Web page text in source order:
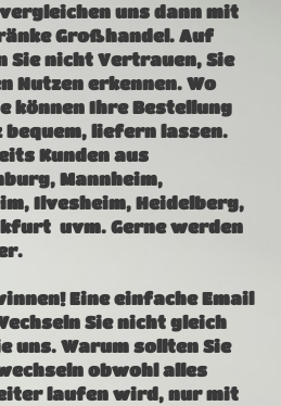
uns dann mit
Großhandel. Auf
Sie nicht Vertrauen, Sie
Nutzen erkennen. Wo
können Ihre Bestellung
bequem, liefern lassen.
Kunden aus
Mannheim,
Ilvesheim, Heidelberg,
uvm. Gerne werden
Eine einfache Email
Sie nicht gleich
uns. Warum sollten Sie
obwohl alles
laufen wird, nur mit